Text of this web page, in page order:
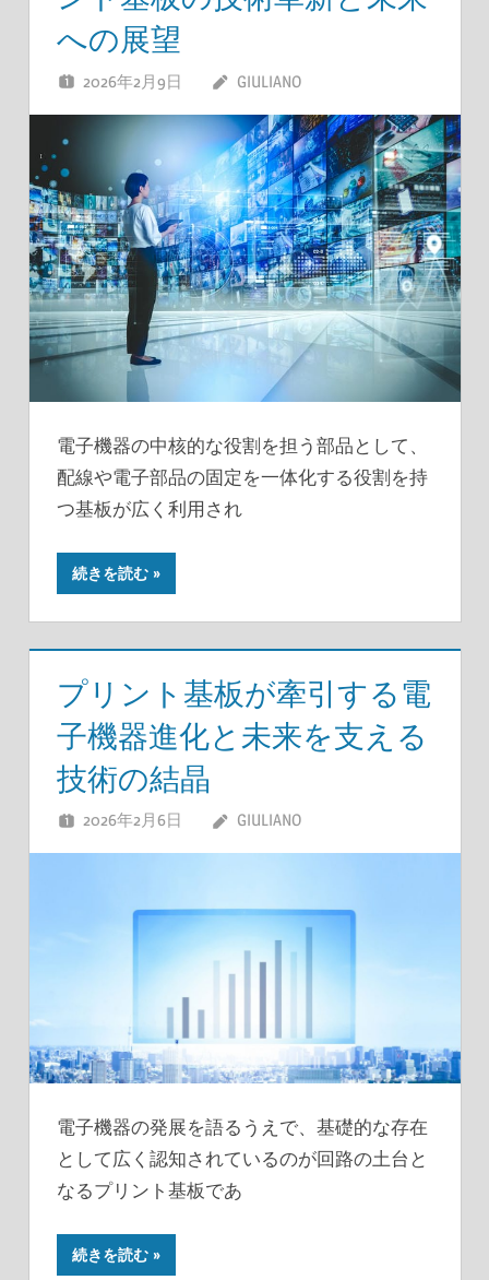
への展望
2026年2月9日 GIULIANO
電子機器の中核的な役割を担う部品として、
配線や電子部品の固定を一体化する役割を持
つ基板が広く利用され
続きを読む
プリント基板が牽引する電
子機器進化と未来を支える
技術の結晶
2026年2月6日 GIULIANO
電子機器の発展を語るうえで、基礎的な存在
として広く認知されているのが回路の土台と
なるプリント基板であ
続きを読む